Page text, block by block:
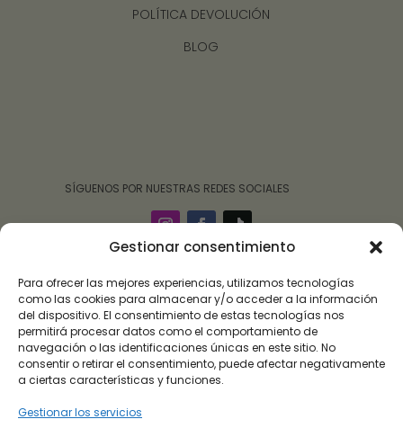
Gestionar consentimiento
Para ofrecer las mejores experiencias, utilizamos tecnologías
como las cookies para almacenar y/o acceder a la información
del dispositivo. El consentimiento de estas tecnologías nos
permitirá procesar datos como el comportamiento de
navegación o las identificaciones únicas en este sitio. No
consentir o retirar el consentimiento, puede afectar negativamente
a ciertas características y funciones.
Gestionar los servicios
POLÍTICA DEVOLUCIÓN
BLOG
‎ ‎ ‎ ‎ ‎ ‎‎ ‎ SÍGUENOS POR NUESTRAS REDES SOCIALES